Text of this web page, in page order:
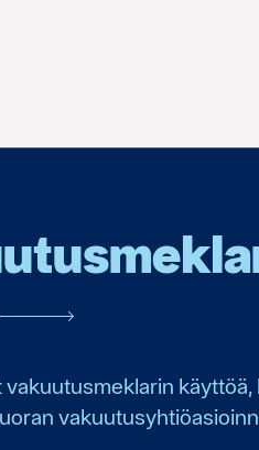
käyttöä,